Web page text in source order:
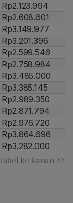
Rp2.123.994
Rp2.608.601
Rp3.149.977
Rp3.201.396
Rp2.599.546
Rp2.758.984
Rp3.485.000
Rp3.385.145
Rp2.989.350
Rp2.871.794
Rp2.976.720
Rp3.864.696
Rp3.282.000
ke kanan >>